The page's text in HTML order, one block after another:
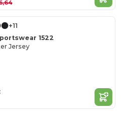
+11
1522
Jersey